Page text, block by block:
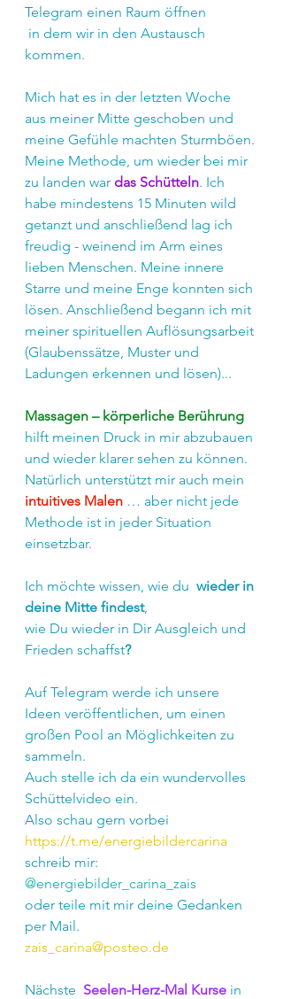
Telegram einen Raum öffnen
kommen.
Mich hat es in der letzten Woche
aus meiner Mitte geschoben und
meine Gefühle machten Sturmböen.
Meine Methode, um wieder bei mir
zu landen war das Schütteln. Ich
habe mindestens 15 Minuten wild
getanzt und anschließend lag ich
freudig - weinend im Arm eines
lieben Menschen. Meine innere
Starre und meine Enge konnten sich
lösen. Anschließend begann ich mit
meiner spirituellen Auflösungsarbeit
(Glaubenssätze, Muster und
Ladungen erkennen und lösen)...
Massagen – körperliche Berührung
hilft meinen Druck in mir abzubauen
und wieder klarer sehen zu können.
Natürlich unterstützt mir auch mein
intuitives Malen … aber nicht jede
Methode ist in jeder Situation
einsetzbar.
Ich möchte wissen, wie du wieder in
deine Mitte findest,
wie Du wieder in Dir Ausgleich und
Frieden schaffst?
Auf Telegram werde ich unsere
Ideen veröffentlichen, um einen
großen Pool an Möglichkeiten zu
sammeln.
Auch stelle ich da ein wundervolles
Schüttelvideo ein.
Also schau gern vorbei
https://t.me/energiebildercarina
schreib mir:
@energiebilder_carina_zais
oder teile mit mir deine Gedanken
per Mail.
zais_carina@posteo.de
Nächste Seelen-Herz-Mal Kurse in